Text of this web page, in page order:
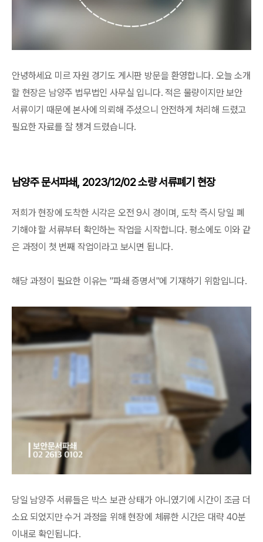
안녕하세요 미르 자원 경기도 게시판 방문을 환영합니다. 오늘 소개
할 현장은 남양주 법무법인 사무실 입니다. 적은 물량이지만 보안
서류이기 때문에 본사에 의뢰해 주셨으니 안전하게 처리해 드렸고
필요한 자료를 잘 챙겨 드렸습니다.
남양주 문서파쇄, 2023/12/02 소량 서류폐기 현장
저희가 현장에 도착한 시각은 오전 9시 경이며, 도착 즉시 당일 폐
기해야 할 서류부터 확인하는 작업을 시작합니다. 평소에도 이와 같
은 과정이 첫 번째 작업이라고 보시면 됩니다.
해당 과정이 필요한 이유는 "파쇄 증명서"에 기재하기 위함입니다.
당일 남양주 서류들은 박스 보관 상태가 아니였기에 시간이 조금 더
소요 되었지만 수거 과정을 위해 현장에 체류한 시간은 대략 40분
이내로 확인됩니다.